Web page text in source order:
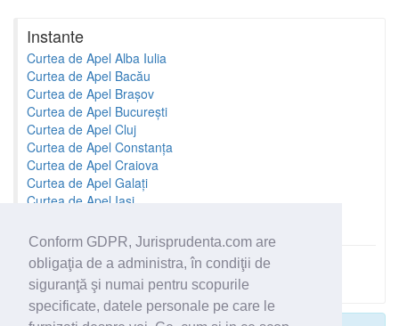
Conform GDPR, Jurisprudenta.com are
obligaţia de a administra, în condiţii de
siguranţă şi numai pentru scopurile
specificate, datele personale pe care le
Instante
Curtea de Apel Alba Iulia
Curtea de Apel Bacău
Curtea de Apel Brașov
Curtea de Apel București
Curtea de Apel Cluj
Curtea de Apel Constanța
Curtea de Apel Craiova
Curtea de Apel Galați
Curtea de Apel Iași
Toate instantele